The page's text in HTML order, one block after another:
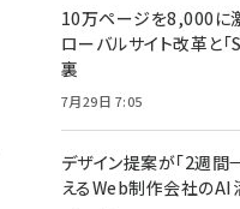
10万ページを8,000に
ローバルサイト改革と
裏
7月29日 7:05
デザイン提案が「2週
えるWeb制作会社のAI